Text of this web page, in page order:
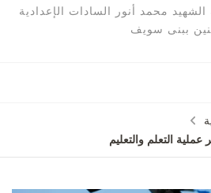
محمد أنور السادات الإعدادية
ببنى سويف
التعلم والتعليم